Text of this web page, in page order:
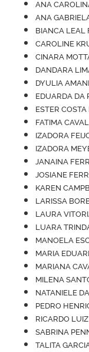
ANA
ANA
BIANCA LEAL
CAROLINE
CINARA
DANDARA
DYULIA
EDUARDA DA
ESTER
FATIMA
IZADORA
IZADORA
JANAINA
JOSIANE
KAREN
LARISSA
LAURA
LUARA
MANOELA
MARIA
MARIANA
MILENA
NATANIELE
PEDRO
RICARDO
SABRINA
TALITA